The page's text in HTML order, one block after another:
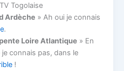
Togolaise
Ardèche » Ah oui je connais
.
Loire Atlantique » En
connais pas, dans le
!